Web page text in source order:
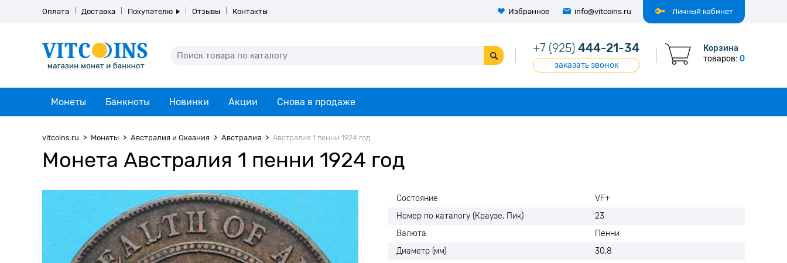
Личный кабинет
Оплата Доставка Покупателю Отзывы Контакты Избранное info@vitcoins.ru
+7 (925) 444-21-34
заказать звонок
Корзина
товаров: 0
Монеты Банкноты Новинки Акции Снова в продаже
vitcoins.ru Монеты Австралия и Океания Австралия Австралия 1 пенни 1924 год.
Монета Австралия 1 пенни 1924 год
Состояние
VF+
Номер по каталогу (Краузе, Пик)
23
Валюта
Пенни
Диаметр (мм)
30,8